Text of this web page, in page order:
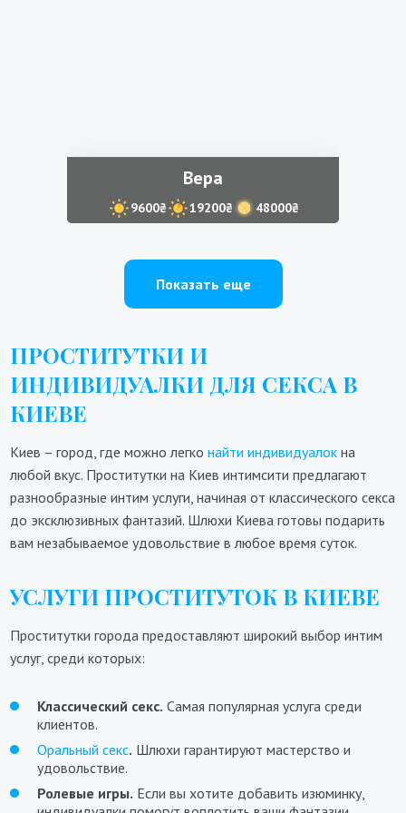
Вера
9600₴ 19200₴ 48000₴
Показать еще
ПРОСТИТУТКИ И
ИНДИВИДУАЛКИ ДЛЯ СЕКСА В
КИЕВЕ
Киев – город, где можно легконайти индивидуалок на
любой вкус. Проститутки на Киев интимсити предлагают
разнообразные интим услуги, начиная от классического секса
до эксклюзивных фантазий. Шлюхи Киева готовы подарить
вам незабываемое удовольствие в любое время суток.
УСЛУГИ ПРОСТИТУТОК В КИЕВЕ
Проститутки города предоставляют широкий выбор интим
услуг, среди которых:
Классический секс. Самая популярная услуга среди
клиентов.
Оральный секс. Шлюхи гарантируют мастерство и
удовольствие.
Ролевые игры. Если вы хотите добавить изюминку,